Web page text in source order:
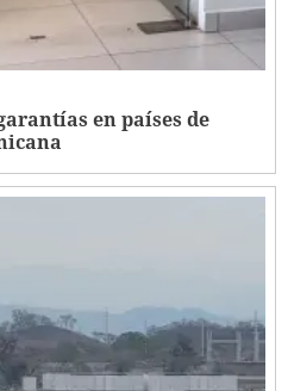
en países de